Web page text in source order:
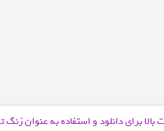
بالا برای دانلود و استفاده به عنوان